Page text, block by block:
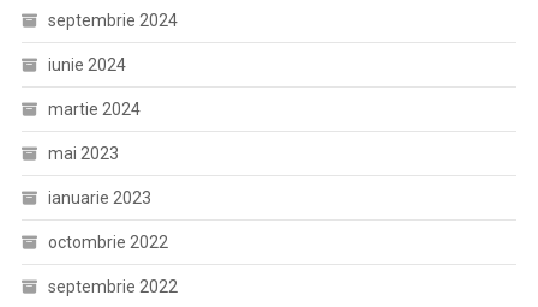
septembrie 2024
iunie 2024
martie 2024
mai 2023
ianuarie 2023
octombrie 2022
septembrie 2022